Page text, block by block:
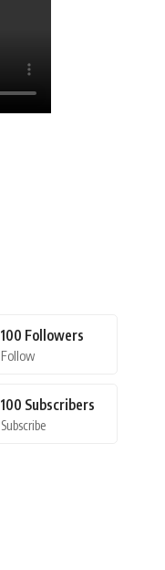
100 Followers
Follow
100 Subscribers
Subscribe